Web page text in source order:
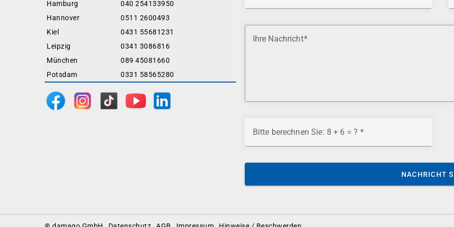
Hamburg
040 254133950
Hannover
0511 2600493
Kiel
0431 55681231
Leipzig
0341 3086816
München
089 45081660
Potsdam
0331 58565280
Ihre Nachricht
Bitte berechnen Sie: 8 + 6 = ?
NACHRICHT
Footer